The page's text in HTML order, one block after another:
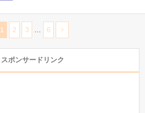
1 2 3 6
スポンサードリンク